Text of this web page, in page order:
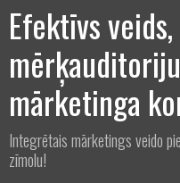
Efektīvs
mārketinga
Integrētais mārketings veido
zīmolu!